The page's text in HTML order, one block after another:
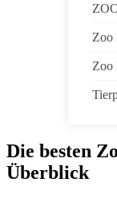
Zoo
Zoo
Die besten
Überblick